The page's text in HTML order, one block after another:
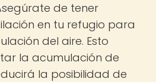
de tener
en tu refugio para
del aire. Esto
la acumulación de
la posibilidad de